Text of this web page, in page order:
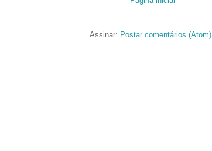
Assinar: Postar comentários (Atom)